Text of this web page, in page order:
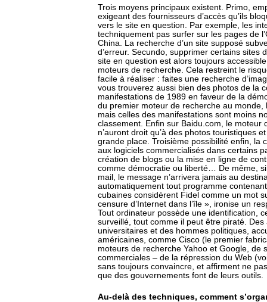
Trois moyens principaux existent. Primo,
exigeant des fournisseurs d’accès qu’ils
vers le site en question. Par exemple, les
techniquement pas surfer sur les pages de
China. La recherche d’un site supposé
d’erreur. Secundo, supprimer certains sites
site en question est alors toujours
moteurs de recherche. Cela restreint le
facile à réaliser : faites une recherche
vous trouverez aussi bien des photos de la
manifestations de 1989 en faveur de la
du premier moteur de recherche au
mais celles des manifestations sont moins
classement. Enfin sur Baidu.com, le moteur
n’auront droit qu’à des photos touristiques
grande place. Troisième possibilité enfin, la
aux logiciels commercialisés dans certains
création de blogs ou la mise en ligne de
comme démocratie ou liberté… De même,
mail, le message n’arrivera jamais au
automatiquement tout programme
cubaines considèrent Fidel comme un mot
censure d’Internet dans l’île », ironise un
Tout ordinateur possède une identification,
surveillé, tout comme il peut être piraté.
universitaires et des hommes politiques,
américaines, comme Cisco (le premier
moteurs de recherche Yahoo et Google, de
commerciales – de la répression du Web
sans toujours convaincre, et affirment ne
que des gouvernements font de leurs outils.
Au-delà des techniques, comment